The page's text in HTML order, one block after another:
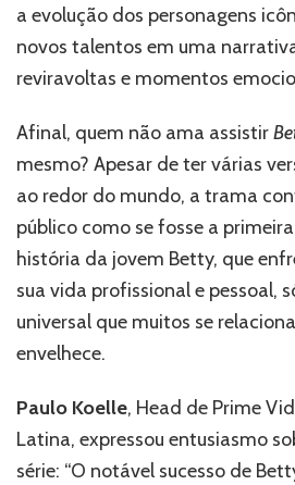
a evolução dos personagens
novos talentos em uma
reviravoltas e momentos
Afinal, quem não ama assistir
mesmo? Apesar de ter várias
ao redor do mundo, a trama
público como se fosse a
história da jovem Betty, que
sua vida profissional e pessoal,
universal que muitos se
envelhece.
Paulo Koelle, Head de Prime
Latina, expressou entusiasmo
série: “O notável sucesso de